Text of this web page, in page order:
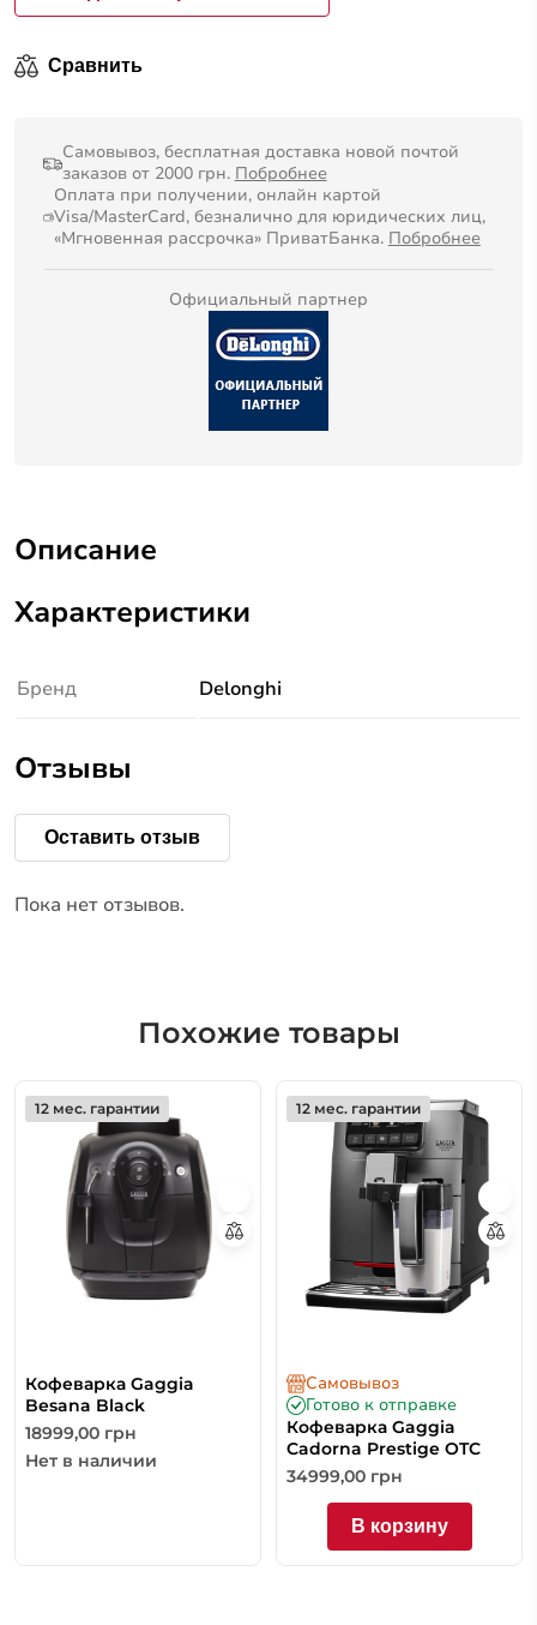
Сравнить
Самовывоз, бесплатная доставка новой почтой
заказов от 2000 грн. Побробнее
Оплата при получении, онлайн картой
Visa/MasterCard, безналично для юридических лиц,
«Мгновенная рассрочка» ПриватБанка. Побробнее
Официальный партнер
Описание
Характеристики
Бренд Delonghi
Отзывы
Оставить отзыв
Пока нет отзывов.
Похожие товары
12 мес. гарантии
Кофеварка Gaggia
Besana Black
18999,00 грн
Нет в наличии
12 мес. гарантии
Самовывоз
Готово к отправке
Кофеварка Gaggia
Cadorna Prestige OTC
34999,00 грн
В корзину